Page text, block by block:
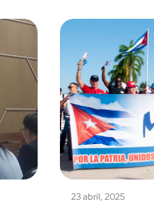
23 abril, 2025